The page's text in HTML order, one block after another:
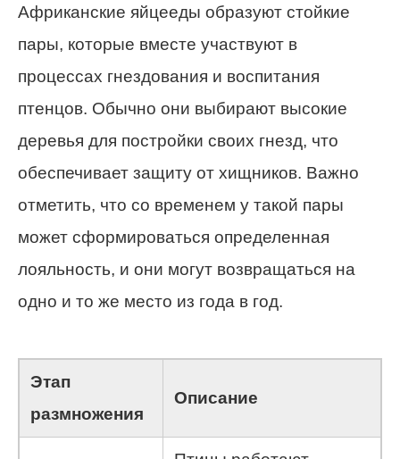
Африканские яйцееды образуют стойкие
пары, которые вместе участвуют в
процессах гнездования и воспитания
птенцов. Обычно они выбирают высокие
деревья для постройки своих гнезд, что
обеспечивает защиту от хищников. Важно
отметить, что со временем у такой пары
может сформироваться определенная
лояльность, и они могут возвращаться на
одно и то же место из года в год.
Этап
размножения
Описание